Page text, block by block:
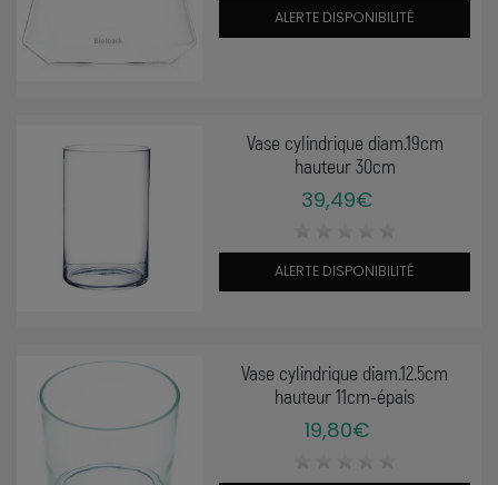
ALERTE DISPONIBILITÉ
Vase cylindrique diam.19cm
hauteur 30cm
39,49€
ALERTE DISPONIBILITÉ
Vase cylindrique diam.12.5cm
hauteur 11cm-épais
19,80€